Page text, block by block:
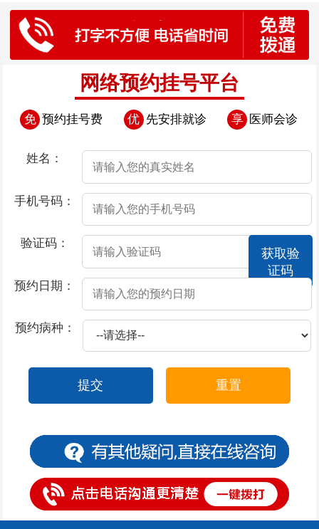
男性患上早泄有哪些表现 2026-07-24
导致早泄发生的原因是什么 2026-07-24
导致男性患上早泄的原因都是些什么
导致早泄发生的因素存在哪些
导致男性患上早泄的原因有哪些 2026-07-24
尿道口边上有小肉粒是怎么回事 2026-07-23
尿道口瘙痒起红点
尿道口瘙痒尿道口肉芽
男人预防阳痿要怎么做呢 2026-07-18
2026-07-18
男性出现了阳痿疾病该怎么办 2026-07-18
男性不能晨勃是不是阳痿 2026-07-18
男人惹上阳痿必知的饮食宜忌 2026-07-18
尿道口早晨流脓
尿道口上面有几个水泡 2026-07-14
包皮过长、包茎有什么区别 2026-07-13
包皮过长导致早泄 2026-07-13
包皮过长的诱发因素是什么 2026-07-13
网络预约挂号平台
免 预约挂号费 优 先安排就诊 享 医师会诊
姓名：
手机号码：
验证码：
获取验
证码
预约日期：
预约病种：
提交 重置